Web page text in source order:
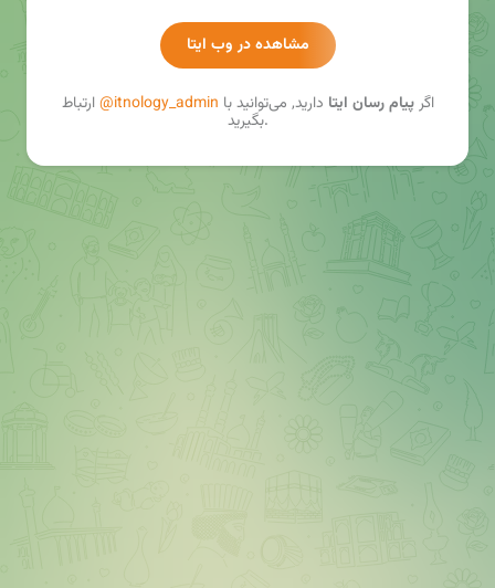
مشاهده در وب ایتا
اگرپیام رسان ایتا دارید, می‌توانید با @itnology_adminارتباط
بگیرید.